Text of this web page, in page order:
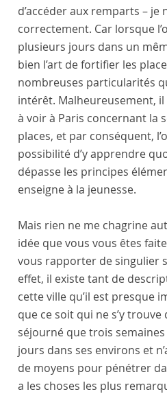
d’accéder aux remparts – je
correctement. Car lorsque
plusieurs jours dans un
bien l’art de fortifier les
nombreuses particularités
intérêt. Malheureusement, il
à voir à Paris concernant la
places, et par conséquent,
possibilité d’y apprendre
dépasse les principes
enseigne à la jeunesse.
Mais rien ne me chagrine
idée que vous vous êtes
vous rapporter de singulier
effet, il existe tant de
cette ville qu’il est presque
que ce soit qui ne s’y trouve
séjourné que trois
jours dans ses environs et
de moyens pour pénétrer
a les choses les plus